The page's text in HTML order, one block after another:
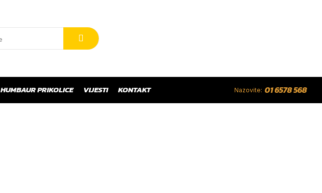
HUMBAUR PRIKOLICE VIJESTI KONTAKT Nazovite: 01 6578 568